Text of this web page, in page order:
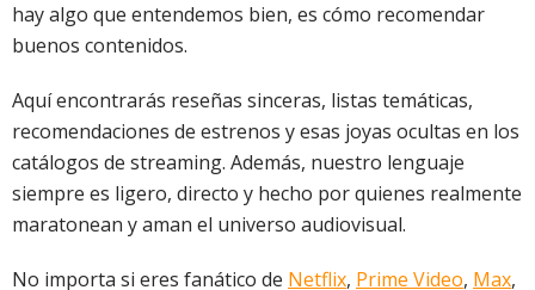
hay algo que entendemos bien, es cómo recomendar
buenos contenidos.
Aquí encontrarás reseñas sinceras, listas temáticas,
recomendaciones de estrenos y esas joyas ocultas en los
catálogos de streaming. Además, nuestro lenguaje
siempre es ligero, directo y hecho por quienes realmente
maratonean y aman el universo audiovisual.
No importa si eres fanático de Netflix, Prime Video, Max,